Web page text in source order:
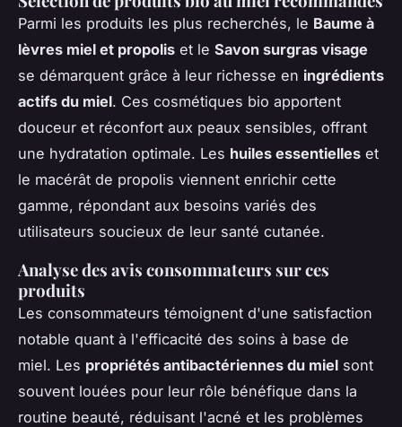
Parmi les produits les plus recherchés, le Baume à
lèvres miel et propolis et le Savon surgras visage
se démarquent grâce à leur richesse en ingrédients
actifs du miel. Ces cosmétiques bio apportent
douceur et réconfort aux peaux sensibles, offrant
une hydratation optimale. Les huiles essentielles et
le macérât de propolis viennent enrichir cette
gamme, répondant aux besoins variés des
utilisateurs soucieux de leur santé cutanée.
Analyse des avis consommateurs sur ces
produits
Les consommateurs témoignent d'une satisfaction
notable quant à l'efficacité des soins à base de
miel. Les propriétés antibactériennes du miel sont
souvent louées pour leur rôle bénéfique dans la
routine beauté, réduisant l'acné et les problèmes